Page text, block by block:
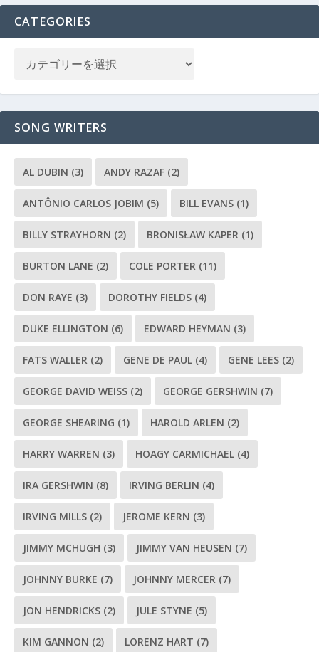
CATEGORIES
SONG WRITERS
AL DUBIN (3) ANDY RAZAF (2)
ANTÔNIO CARLOS JOBIM (5) BILL EVANS (1)
BILLY STRAYHORN (2) BRONISŁAW KAPER (1)
BURTON LANE (2) COLE PORTER (11)
DON RAYE (3) DOROTHY FIELDS (4)
DUKE ELLINGTON (6) EDWARD HEYMAN (3)
FATS WALLER (2) GENE DE PAUL (4) GENE LEES (2)
GEORGE DAVID WEISS (2) GEORGE GERSHWIN (7)
GEORGE SHEARING (1) HAROLD ARLEN (2)
HARRY WARREN (3) HOAGY CARMICHAEL (4)
IRA GERSHWIN (8) IRVING BERLIN (4)
IRVING MILLS (2) JEROME KERN (3)
JIMMY MCHUGH (3) JIMMY VAN HEUSEN (7)
JOHNNY BURKE (7) JOHNNY MERCER (7)
JON HENDRICKS (2) JULE STYNE (5)
KIM GANNON (2) LORENZ HART (7)